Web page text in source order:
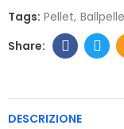
Tags: Pellet
DESCRIZIONE